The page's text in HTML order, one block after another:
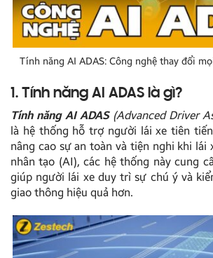
Tính năng AI ADAS: Công nghệ thay đổi
1. Tính năng AI ADAS là gì?
Tính năng AI ADAS(Advanced Driver
là hệ thống hỗ trợ người lái xe tiên
nâng cao sự an toàn và tiện nghi khi lái
nhân tạo (AI), các hệ thống này cung
giúp người lái xe duy trì sự chú ý và
giao thông hiệu quả hơn.